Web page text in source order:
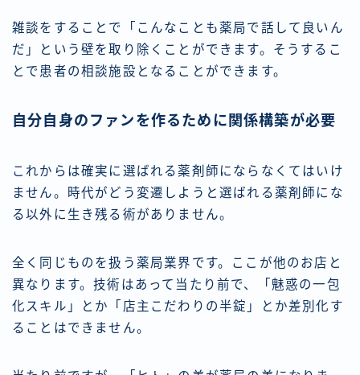
雑談をすることで「こんなことも薬局で話して良いん
だ」という壁を取り除くことができます。そうするこ
とで患者の相談施設となることができます。
自分自身のファンを作るために関係構築が必要
これからは確実に選ばれる薬剤師にならなくてはいけ
ません。時代がどう変遷しようと選ばれる薬剤師にな
る以外に生き残る術がありません。
全く同じものを扱う薬局業界です。ここが他のお店と
異なります。技術はあって当たり前で、「魅惑の一包
化スキル」とか「店主こだわりの半錠」とか差別化す
ることはできません。